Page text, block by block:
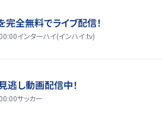
全無料でライブ配信！
インターハイ(インハイ.tv)
逃し動画配信中！
サッカー